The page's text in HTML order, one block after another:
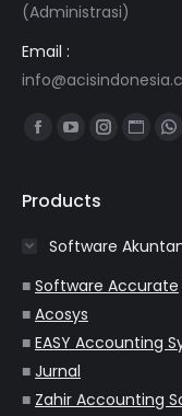
(Administrasi)
Email :
Find us on:
Facebook
opens
new
window
YouTube
opens
new
window
Instagram
new
window
new
window
Products
Software
■ Software Accurate
■ Acosys
■ EASY Accounting
■ Jurnal
■ Zahir Accounting